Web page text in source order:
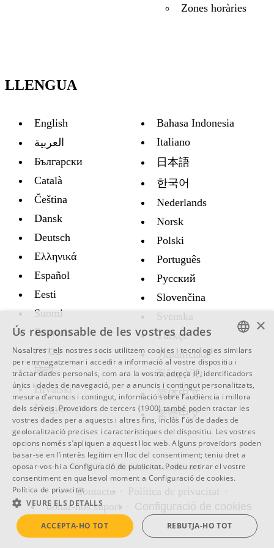
Zones horàries
LLENGUA
English
العربية
Български
Català
Čeština
Dansk
Deutsch
Ελληνικά
Español
Eesti
Suomi
Français
עברית
हिन्दी
Hrvatski
Magyar
Bahasa Indonesia
Italiano
日本語
한국어
Nederlands
Norsk
Polski
Português
Русский
Slovenčina
Svenska
Türkçe
Украïнська
Tiếng Việt
简体中文
繁體中文
© 2005-2026 Convertworld.com
Contacte
Política de privacitat
donar-nos suport
Configuració de cookies
ENGLISH
SWEDISH
SPANISH
CATALAN
ARABIC
BULGARIAN
CZECH
DANISH
GERMAN
×
Ús responsable de les vostres dades
Nosaltres i els nostres socis utilitzem cookies i tecnologies similars
per emmagatzemar i accedir a informació al vostre dispositiu i
tractar dades personals, com ara la vostra adreça IP, identificadors
únics i dades de navegació, per a anuncis i contingut personalitzats,
mesura d’anuncis i contingut, informació sobre l’audiència i millora
dels serveis.Proveïdors de tercers (1900) també poden tractar les
vostres dades per a aquests i altres fins, inclòs l’ús de dades de
geolocalització precises i característiques del dispositiu. Les vostres
opcions només s’apliquen a aquest lloc web. Alguns proveïdors poden
basar-se en l’interès legítim en lloc del consentiment; teniu dret a
oposar-vos-hi a Configuració de publicitat. Podeu retirar el vostre
consentiment en qualsevol moment a Configuració de cookies.
Política de privacitat
VEURE ELS DETALLS
ACCEPTA-HO TOT REBUTJA-HO TOT